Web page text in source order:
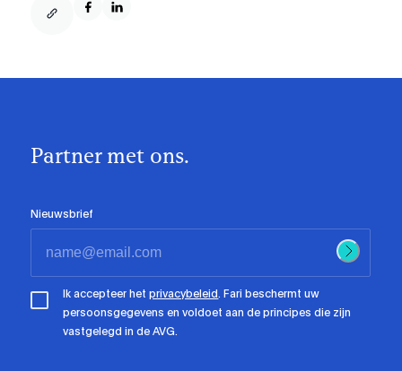
Partner met ons.
Nieuwsbrief
Ik accepteer hetprivacybeleid. Fari beschermt uw
persoonsgegevens en voldoet aan de principes die zijn
vastgelegd in de AVG.